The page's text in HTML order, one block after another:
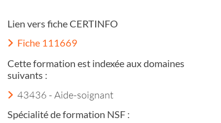
Lien vers fiche CERTINFO
Fiche 111669
Cette formation est indexée aux domaines
suivants :
43436 - Aide-soignant
Spécialité de formation NSF :